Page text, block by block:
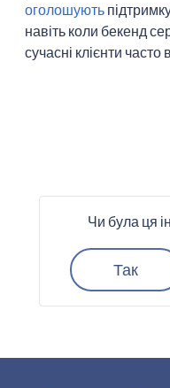
оголошують
навіть коли бекенд
сучасні клієнти
Чи була ця
Так